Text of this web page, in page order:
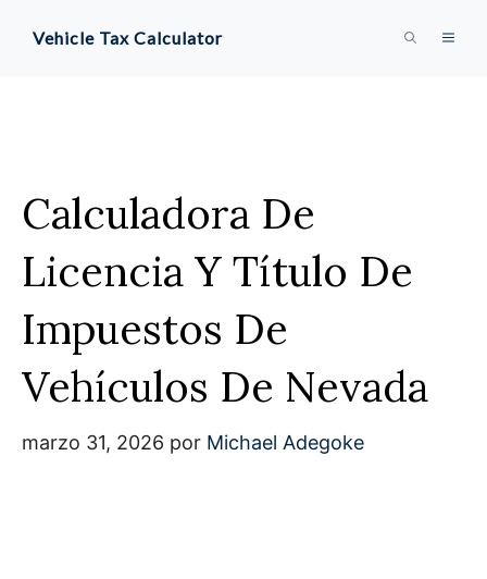
Vehicle Tax Calculator
Calculadora De
Licencia Y Título De
Impuestos De
Vehículos De Nevada
marzo 31, 2026 por Michael Adegoke